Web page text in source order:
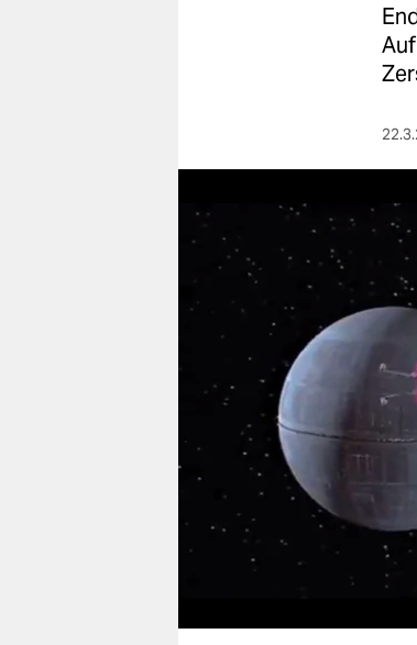
wahrheit
veranstaltungen
shop
fragen & hilfe
unterstützen
genossenschaft